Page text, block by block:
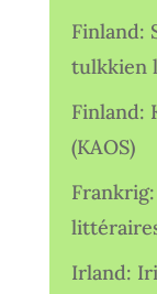
Finland:
tulkkien
Finland:
(KAOS)
Irland: